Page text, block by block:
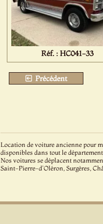
Réf. : HC041-33
Précédent
Location de voiture ancienne pour
disponibles dans tout le
Nos voitures se déplacent
Saint-Pierre-d'Oléron, Surgères,